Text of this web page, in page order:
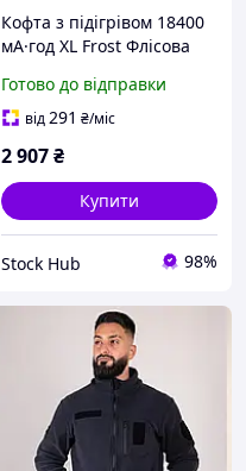
Кофта з підігрівом 18400
мА·год XL Frost Флісова
павербанком
Готово до відправки
від291 ₴/міс
2 907₴
Купити
Stock Hub 98%